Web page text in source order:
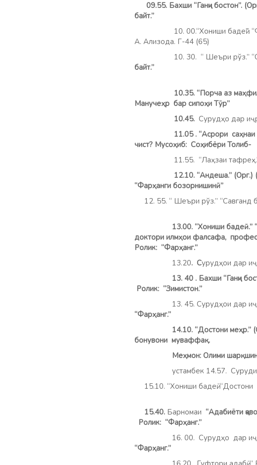
09.55. Бахши “Ганҷи бостон”.
байт.”
10. 00.“Хониши
А. Ализода. Г-44 (65)
10. 30. “ Шеъри рўз.”
байт.”
10.35. “Порча аз маҳфили
Манучеҳр бар сипоҳи Тӯр”
10.45. Сурудҳо дар
11.05 . “Асрори саҳнаи
чист? Мусоҳиб: Соҳибёри Толиб-
11.55. “Лаҳзаи
12.10. “Андеша.” (Орг.)
“Фарҳанги бозорнишинӣ”
12. 55. “ Шеъри рўз.” “Савганд
13.00. “Хониши бадеӣ.”
доктори илмҳои фалсафа,
Ролик: “Фарҳанг.”
13.20. Сурудҳои дар
13. 40 . Бахши “Ганҷи
Ролик: “Зимистон.”
13. 45. Сурудҳои дар иҷрои
“Фарҳанг.”
14.10. “Достони меҳр.”
бонувони муваффақ.
Меҳмон: Олими шарқшинос
устамбек 14.57.
15.10. “Хониши бадеӣ. “Достони
15.40. Барномаи “Адабиёти
Ролик: “Фарҳанг.”
16. 00. Сурудҳо дар иҷрои
“Фарҳанг.”